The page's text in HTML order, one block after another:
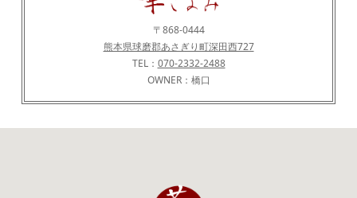
〒868-0444
熊本県球磨郡あさぎり町深田西727
TEL： 070-2332-2488
OWNER：橋口